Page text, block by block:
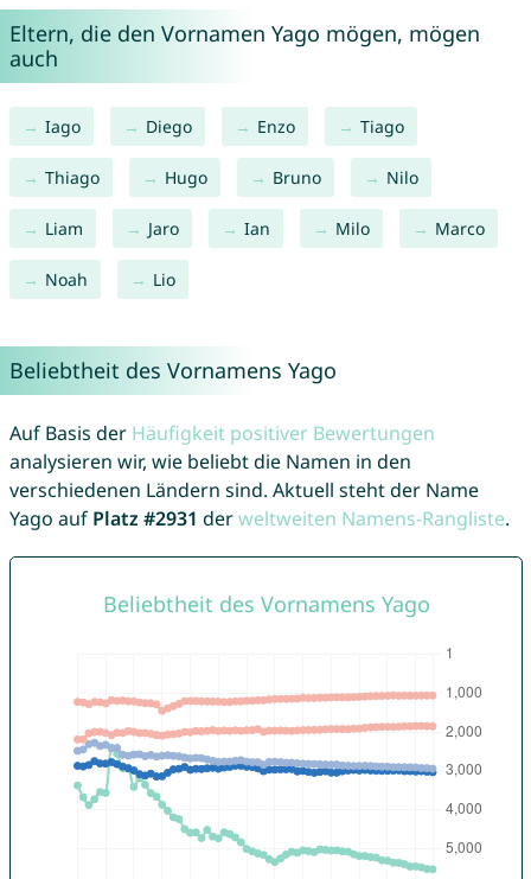
Eltern, die den Vornamen Yago mögen, mögen
auch
Iago Diego Enzo Tiago
Thiago Hugo Bruno Nilo
Liam Jaro Ian Milo Marco
Noah Lio
Beliebtheit des Vornamens Yago
Auf Basis der Häufigkeit positiver Bewertungen
analysieren wir, wie beliebt die Namen in den
verschiedenen Ländern sind. Aktuell steht der Name
Yago auf Platz #2931 derweltweiten Namens-Rangliste.